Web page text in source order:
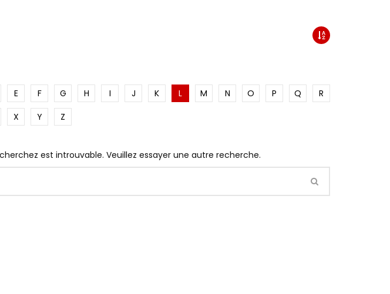
E F G H I J K L M N O P Q
R
X Y Z
est introuvable. Veuillez essayer une autre recherche.